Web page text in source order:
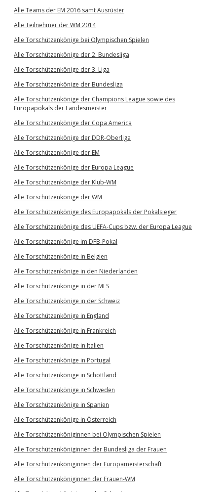
Alle Teams der EM 2016 samt Ausrüster
Alle Teilnehmer der WM 2014
Alle Torschützenkönige bei Olympischen Spielen
Alle Torschützenkönige der 2. Bundesliga
Alle Torschützenkönige der 3. Liga
Alle Torschützenkönige der Bundesliga
Alle Torschützenkönige der Champions League sowie des
Europapokals der Landesmeister
Alle Torschützenkönige der Copa America
Alle Torschützenkönige der DDR-Oberliga
Alle Torschützenkönige der EM
Alle Torschützenkönige der Europa League
Alle Torschützenkönige der Klub-WM
Alle Torschützenkönige der WM
Alle Torschützenkönige des Europapokals der Pokalsieger
Alle Torschützenkönige des UEFA-Cups bzw. der Europa League
Alle Torschützenkönige im DFB-Pokal
Alle Torschützenkönige in Belgien
Alle Torschützenkönige in den Niederlanden
Alle Torschützenkönige in der MLS
Alle Torschützenkönige in der Schweiz
Alle Torschützenkönige in England
Alle Torschützenkönige in Frankreich
Alle Torschützenkönige in Italien
Alle Torschützenkönige in Portugal
Alle Torschützenkönige in Schottland
Alle Torschützenkönige in Schweden
Alle Torschützenkönige in Spanien
Alle Torschützenkönige in Österreich
Alle Torschützenköniginnen bei Olympischen Spielen
Alle Torschützenköniginnen der Bundesliga der Frauen
Alle Torschützenköniginnen der Europameisterschaft
Alle Torschützenköniginnen der Frauen-WM